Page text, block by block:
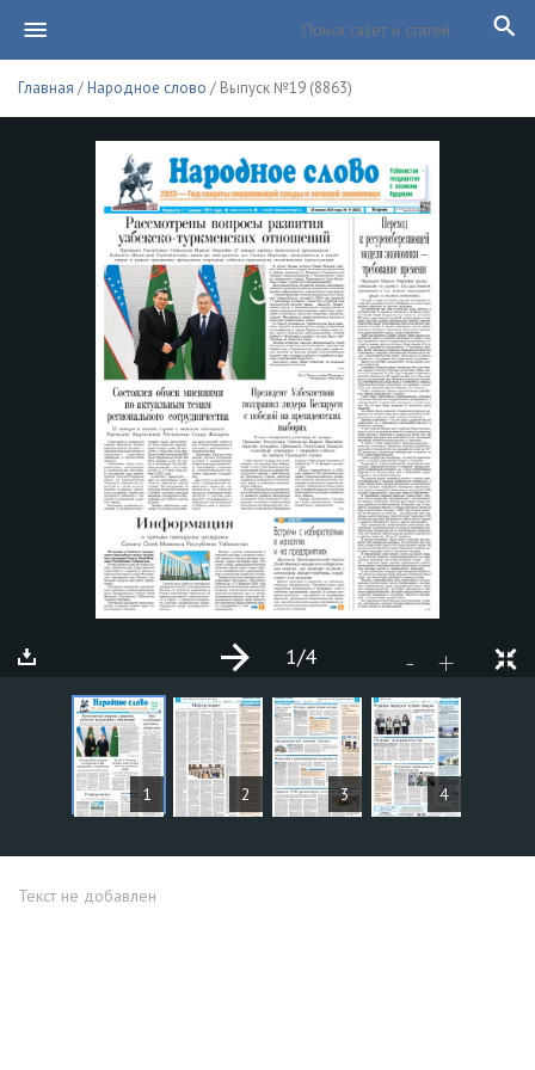
Главная /Народное слово / Выпуск №19 (8863)
1 2 3 4
- +
1/4
СТАТЬИ
Текст не добавлен